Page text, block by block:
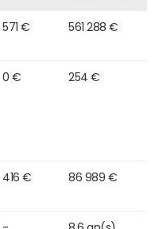
571 € 561 288 €
0 € 254 €
416 € 86 989 €